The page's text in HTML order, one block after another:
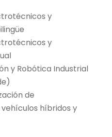
y
y
y Robótica Industrial
de
híbridos y